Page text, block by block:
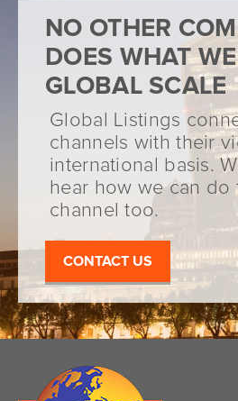
NO OTHER
DOES WHAT
GLOBAL SCALE
Global Listings
channels with their
international basis.
hear how we can do
channel too.
CONTACT US